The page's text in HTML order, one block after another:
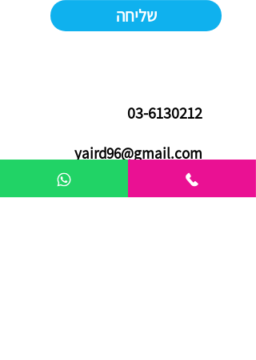
שליחה
03-6130212
yaird96@gmail.com
אריה שנקר 16 | פתח תקווה